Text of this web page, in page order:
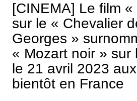
[CINEMA] Le film
sur le « Chevalier
Georges »
« Mozart noir » sur
le 21 avril 2023
bientôt en France